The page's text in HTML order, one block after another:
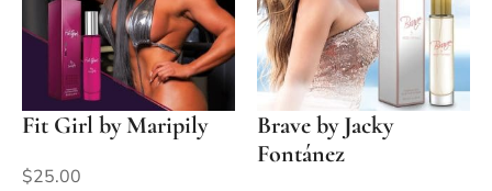
Fit Girl by Maripily
$25.00
Brave by Jacky
Fontánez